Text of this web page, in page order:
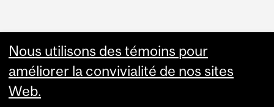
Faculty Links
Nous utilisons des témoins pour
améliorer la convivialité de nos sites
Web.